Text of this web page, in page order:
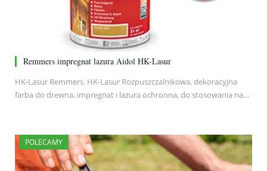
Remmers impregnat lazura Aidol HK-Lasur
HK-Lasur Remmers. HK-Lasur Rozpuszczalnikowa, dekoracyjna
farba do drewna, impregnat i lazura ochronna, do stosowania na…
POLECAMY